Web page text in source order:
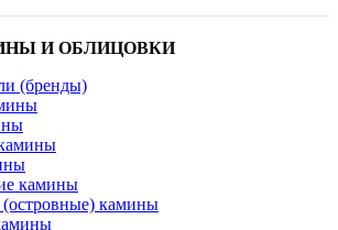
И ОБЛИЦОВКИ
(бренды)
камины
камины